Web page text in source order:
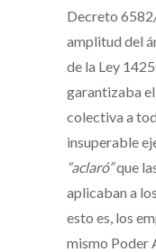
Decreto
amplitud del
de la Ley
garantizaba
colectiva a
insuperable
“aclaró”que
aplicaban a
esto es, los
mismo Poder